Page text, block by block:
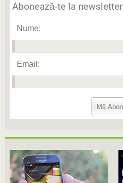
Abonează-te la newsletter
Nume:
Email: